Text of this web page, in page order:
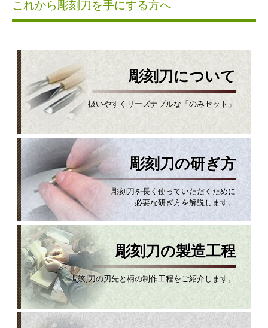
これから彫刻刀を手にする方へ
彫刻刀について
扱いやすくリーズナブルな「のみセット」
彫刻刀の研ぎ方
彫刻刀を長く使っていただくために
必要な研ぎ方を解説します。
彫刻刀の製造工程
彫刻刀の刃先と柄の制作工程をご紹介します。